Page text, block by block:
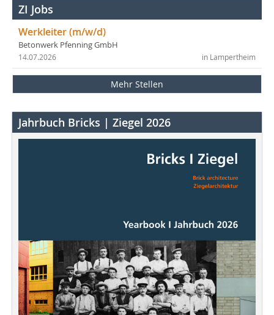
ZI Jobs
Werkleiter (m/w/d)
Betonwerk Pfenning GmbH
in Lampertheim
14.07.2026
Mehr Stellen
Jahrbuch Bricks | Ziegel 2026